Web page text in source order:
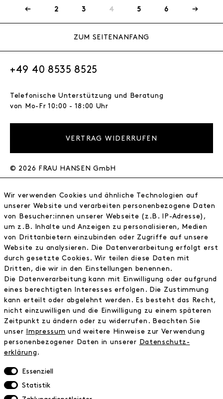
2 3 4 5 6
ZUM SEITENANFANG
+49 40 8535 8525
Telefonische Unterstützung und Beratung
von Mo-Fr 10:00 - 18:00 Uhr
VERTRAG WIDERRUFEN
© 2026 FRAU HANSEN GmbH
Store
Journal
Wir
Jobs
Instagram
Facebook
Kontakt
FAQ
Zahlungsinformationen
Versand
Retoure
Datenschutz
Wir verwenden Cookies und ähnliche Technologien auf
unserer Website und verarbeiten personenbezogene Daten
von Besucher:innen unserer Webseite (z.B. IP-Adresse),
um z.B. Inhalte und Anzeigen zu personalisieren, Medien
von Drittanbietern einzubinden oder Zugriffe auf unsere
Website zu analysieren. Die Datenverarbeitung erfolgt erst
durch gesetzte Cookies. Wir teilen diese Daten mit
Dritten, die wir in den Einstellungen benennen.
Die Datenverarbeitung kann mit Einwilligung oder aufgrund
eines berechtigten Interesses erfolgen. Die Zustimmung
kann erteilt oder abgelehnt werden. Es besteht das Recht,
nicht einzuwilligen und die Einwilligung zu einem späteren
Zeitpunkt zu ändern oder zu widerrufen. Beachten Sie
unser
Impressum und weitere Hinweise zur Verwendung
personenbezogener Daten in unserer
Daten­schutz­
erklärung .
Essenziell
Statistik